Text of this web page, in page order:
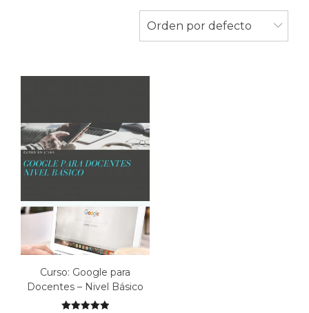
Orden por defecto
Curso: Google para
Docentes – Nivel Básico